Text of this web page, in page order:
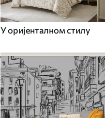
У оријенталном стилу